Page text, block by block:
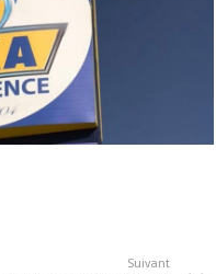
Suivant